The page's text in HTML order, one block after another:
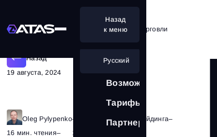
Возможности
Тарифы
Партнерам
Русский
Назад
к меню
В чем суть стратегии сеточной торговли
Назад
19 августа, 2024
Oleg Pylypenko– Основы трейдинга–
16 мин. чтения– 1825